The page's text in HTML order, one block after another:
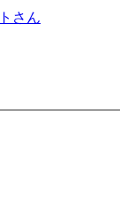
さん